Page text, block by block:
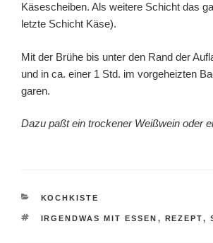
Käsescheiben. Als weitere Schicht das
letzte Schicht Käse).
Mit der Brühe bis unter den Rand der
und in ca. einer 1 Std. im vorgeheizten
garen.
Dazu paßt ein trockener Weißwein oder
KATEGORIEN
KOCHKISTE
SCHLAGWÖRTER
IRGENDWAS MIT ESSEN , REZEPT,